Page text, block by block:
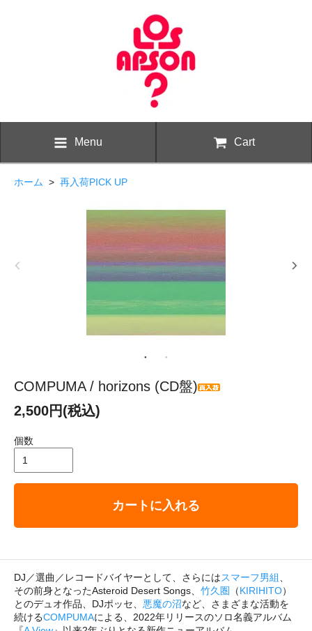
Menu Cart
ホーム > 再入荷PICK UP
COMPUMA / horizons (CD盤)
2,500円(税込)
個数
カートに入れる
DJ／選曲／レコードバイヤーとして、さらにはスマーフ男組
その前身となったAsteroid Desert Songs、 竹久圏 （KIRIHITO）
とのデュオ作品、DJポッセ、 悪魔の沼など、さまざまな活動を
続けるCOMPUMAによる、2022年リリースのソロ名義アルバム